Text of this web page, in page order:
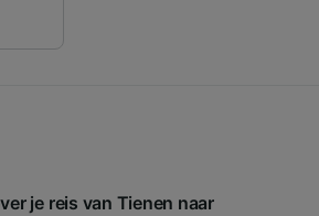
je reis van Tienen naar